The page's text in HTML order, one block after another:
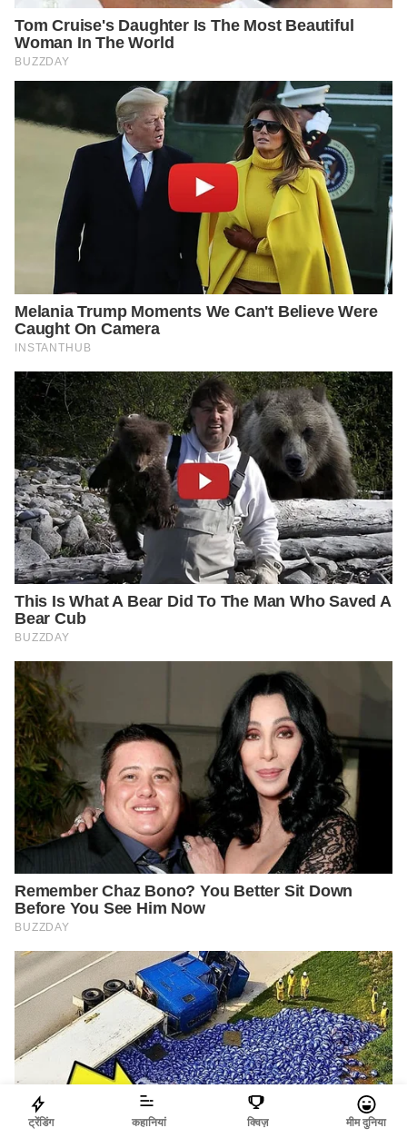
ट्रेंडिंग कहानियां क्विज़ मीम दुनिया